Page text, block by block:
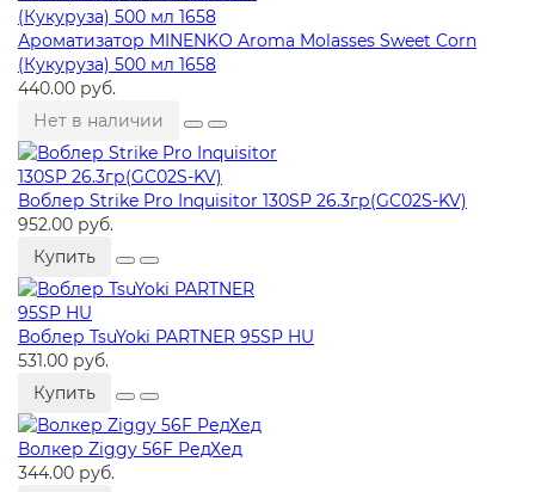
Ароматизатор MINENKO Aroma Molasses Sweet Corn
(Кукуруза) 500 мл 1658
440.00 руб.
Нет в наличии
Воблер Strike Pro Inquisitor 130SP 26.3гр(GC02S-KV)
952.00 руб.
Купить
Воблер TsuYoki PARTNER 95SP HU
531.00 руб.
Купить
Волкер Ziggy 56F РедХед
344.00 руб.